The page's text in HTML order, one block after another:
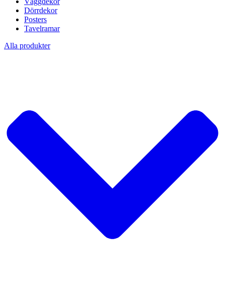
Dörrdekor
Posters
Tavelramar
Alla produkter